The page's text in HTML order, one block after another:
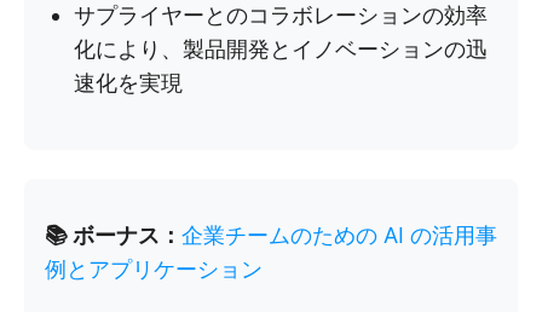
サプライヤーとのコラボレーションの効率
化により、製品開発とイノベーションの迅
速化を実現
📚 ボーナス： 企業チームのための AI の活用事
例とアプリケーション